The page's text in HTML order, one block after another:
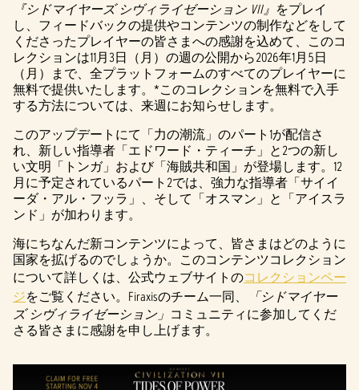
『シドマイヤーズ シヴィライゼーション VII』 をプレイ
し、フィードバックの提供やコンテンツの制作などをして
くださったプレイヤーの皆さまへの感謝を込めて、このコ
レクションは11月3日（月）の週の公開から2026年1月5日
（月）まで、全プラットフォームのすべてのプレイヤーに
無料で提供いたします。*このコレクションを無料で入手
する方法については、来週にお知らせします。
このアップデートにて「力の潮流」のパート1が配信さ
れ、新しい指導者「エドワード・ティーチ」と2つの新し
い文明「トンガ」および「海賊共和国」が登場します。12
月に予定されているパート2では、強力な指導者「サイイ
ーダ・アル・フッラ」、そして「オスマン」と「アイスラ
ンド」が加わります。
海にちなんだ新コンテンツによって、皆さまはどのように
国家を拡げるのでしょうか。このコンテンツコレクション
について詳しくは、公式ウェブサイトのコレクションペー
ジをご覧ください。Firaxisのチーム一同、
「シドマイヤー
ズ シヴィライゼーション」 コミュニティに参加してくだ
さる皆さまに感謝を申し上げます。